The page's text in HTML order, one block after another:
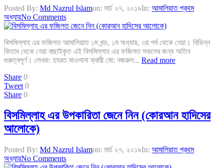
Posted By: Md Nazrul Islamon: মার্চ ২৭, ২০১৯In: আমালিয়াত প্রথম
অধ্যায়No Comments
বিসমিল্লাহ এর ফজিলত আমালিয়াত ১ম খন্ড, ১ম অধ্যায়, ৩য় পর্ব থেকে নেয়া। বিভিন্ন
কিতাব থেকে নেয়া বাছাইকৃত এই বিসমিল্লাহ এর ফজিলত সকলের জন্য অতিব
গুরুত্বপূর্ণ। লেখক: হযরত মাওলানা ক্বারী মো: নজরুল... Read more
Share 0
Tweet 0
Share 0
বিসমিল্লাহ এর উপকারিতা জেনে নিন (কোরআন হাদিসের
আলোকে)
Posted By: Md Nazrul Islamon: মার্চ ২৭, ২০১৯In: আমালিয়াত প্রথম
অধ্যায়No Comments